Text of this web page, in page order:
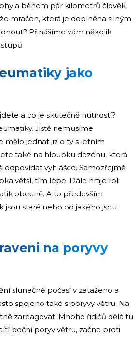
a během pár kilometrů člověk
mračen, která je doplněna silným
Přinášíme vám několik
jako
a co je skutečně nutností?
Jistě nemusíme
mělo jednat již o ty s letním
také na hloubku dezénu, která
odpovídat vyhlášce. Samozřejmě
větší, tím lépe. Dále hraje roli
obecně. A to především
jsou staré nebo od jakého jsou
na poryvy
slunečné počasí v zataženo a
spojeno také s poryvy větru. Na
zareagovat. Mnoho řidičů dělá tu
boční poryv větru, začne proti